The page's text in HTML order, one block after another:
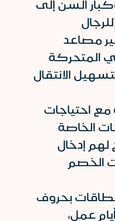
السن إلى
مصاعد
المتحركة
الانتقال
مع احتياجات
الخاصة
لهم إدخال
الخصم
بحروف
أيام عمل،